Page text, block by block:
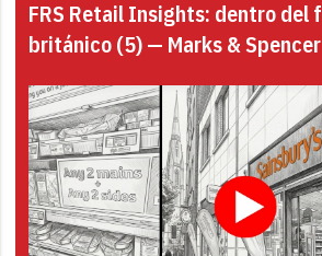
FRS Retail Insights: dentro del
británico (5) — Marks &